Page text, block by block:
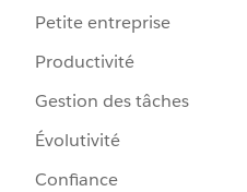
Petite entreprise
Productivité
Gestion des tâches
Évolutivité
Confiance